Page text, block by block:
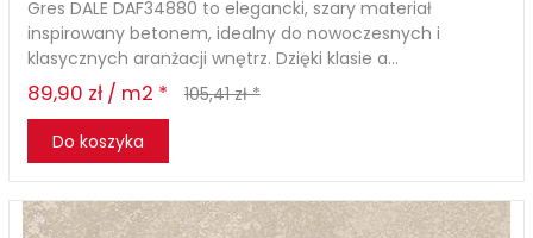
Gres DALE DAF34880 to elegancki, szary materiał
inspirowany betonem, idealny do nowoczesnych i
klasycznych aranżacji wnętrz. Dzięki klasie a...
89,90 zł / m2 *
105,41 zł *
Do koszyka